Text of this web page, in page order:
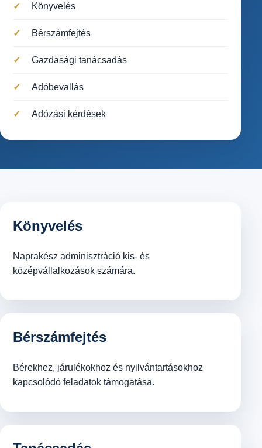
Könyvelés
Bérszámfejtés
Gazdasági tanácsadás
Adóbevallás
Adózási kérdések
Könyvelés
Naprakész adminisztráció kis- és
középvállalkozások számára.
Bérszámfejtés
Bérekhez, járulékokhoz és nyilvántartásokhoz
kapcsolódó feladatok támogatása.